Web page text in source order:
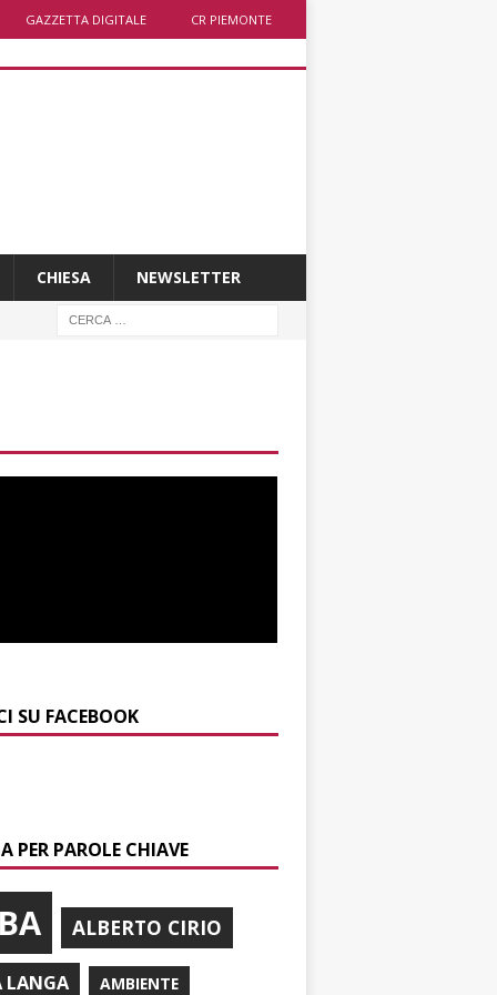
GAZZETTA DIGITALE CR PIEMONTE
CHIESA NEWSLETTER
SU FACEBOOK
PER PAROLE CHIAVE
ALBERTO CIRIO
LANGA AMBIENTE